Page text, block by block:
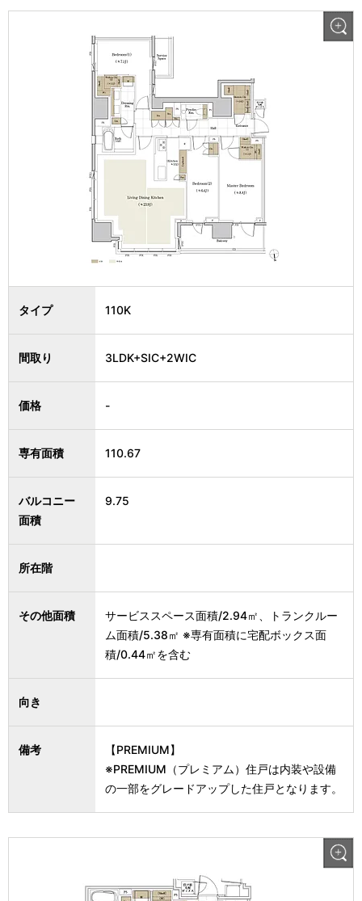
タイプ 110K
間取り 3LDK+SIC+2WIC
価格 -
専有面積 110.67
バルコニー
面積
9.75
所在階
その他面積
サービススペース面積/2.94㎡、トランクルー
ム面積/5.38㎡ ※専有面積に宅配ボックス面
積/0.44㎡を含む
向き
備考
【PREMIUM】
※PREMIUM（プレミアム）住戸は内装や設備
の一部をグレードアップした住戸となります。